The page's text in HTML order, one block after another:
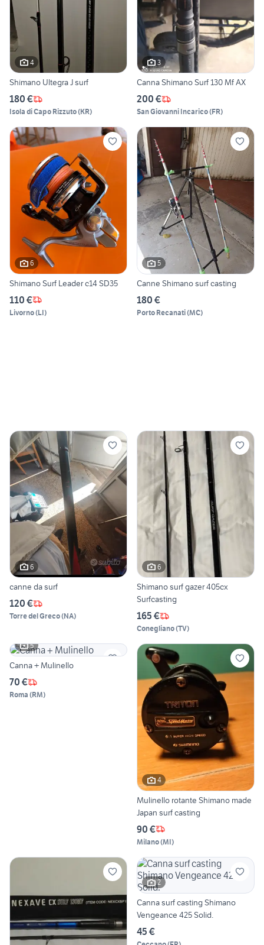
4
Shimano Ultegra J surf
180 €
Isola di Capo Rizzuto(KR)
3
Canna Shimano Surf 130 Mf AX
200 €
San Giovanni Incarico(FR)
6
Shimano Surf Leader c14 SD35
110 €
Livorno(LI)
5
Canne Shimano surf casting
180 €
Porto Recanati(MC)
6
canne da surf
120 €
Torre del Greco(NA)
6
Shimano surf gazer 405cx
Surfcasting
165 €
Conegliano(TV)
5
Canna + Mulinello
70 €
Roma (RM)
4
Mulinello rotante Shimano made
Japan surf casting
90 €
Milano(MI)
2
Canna surf casting Shimano
Vengeance 425 Solid.
45 €